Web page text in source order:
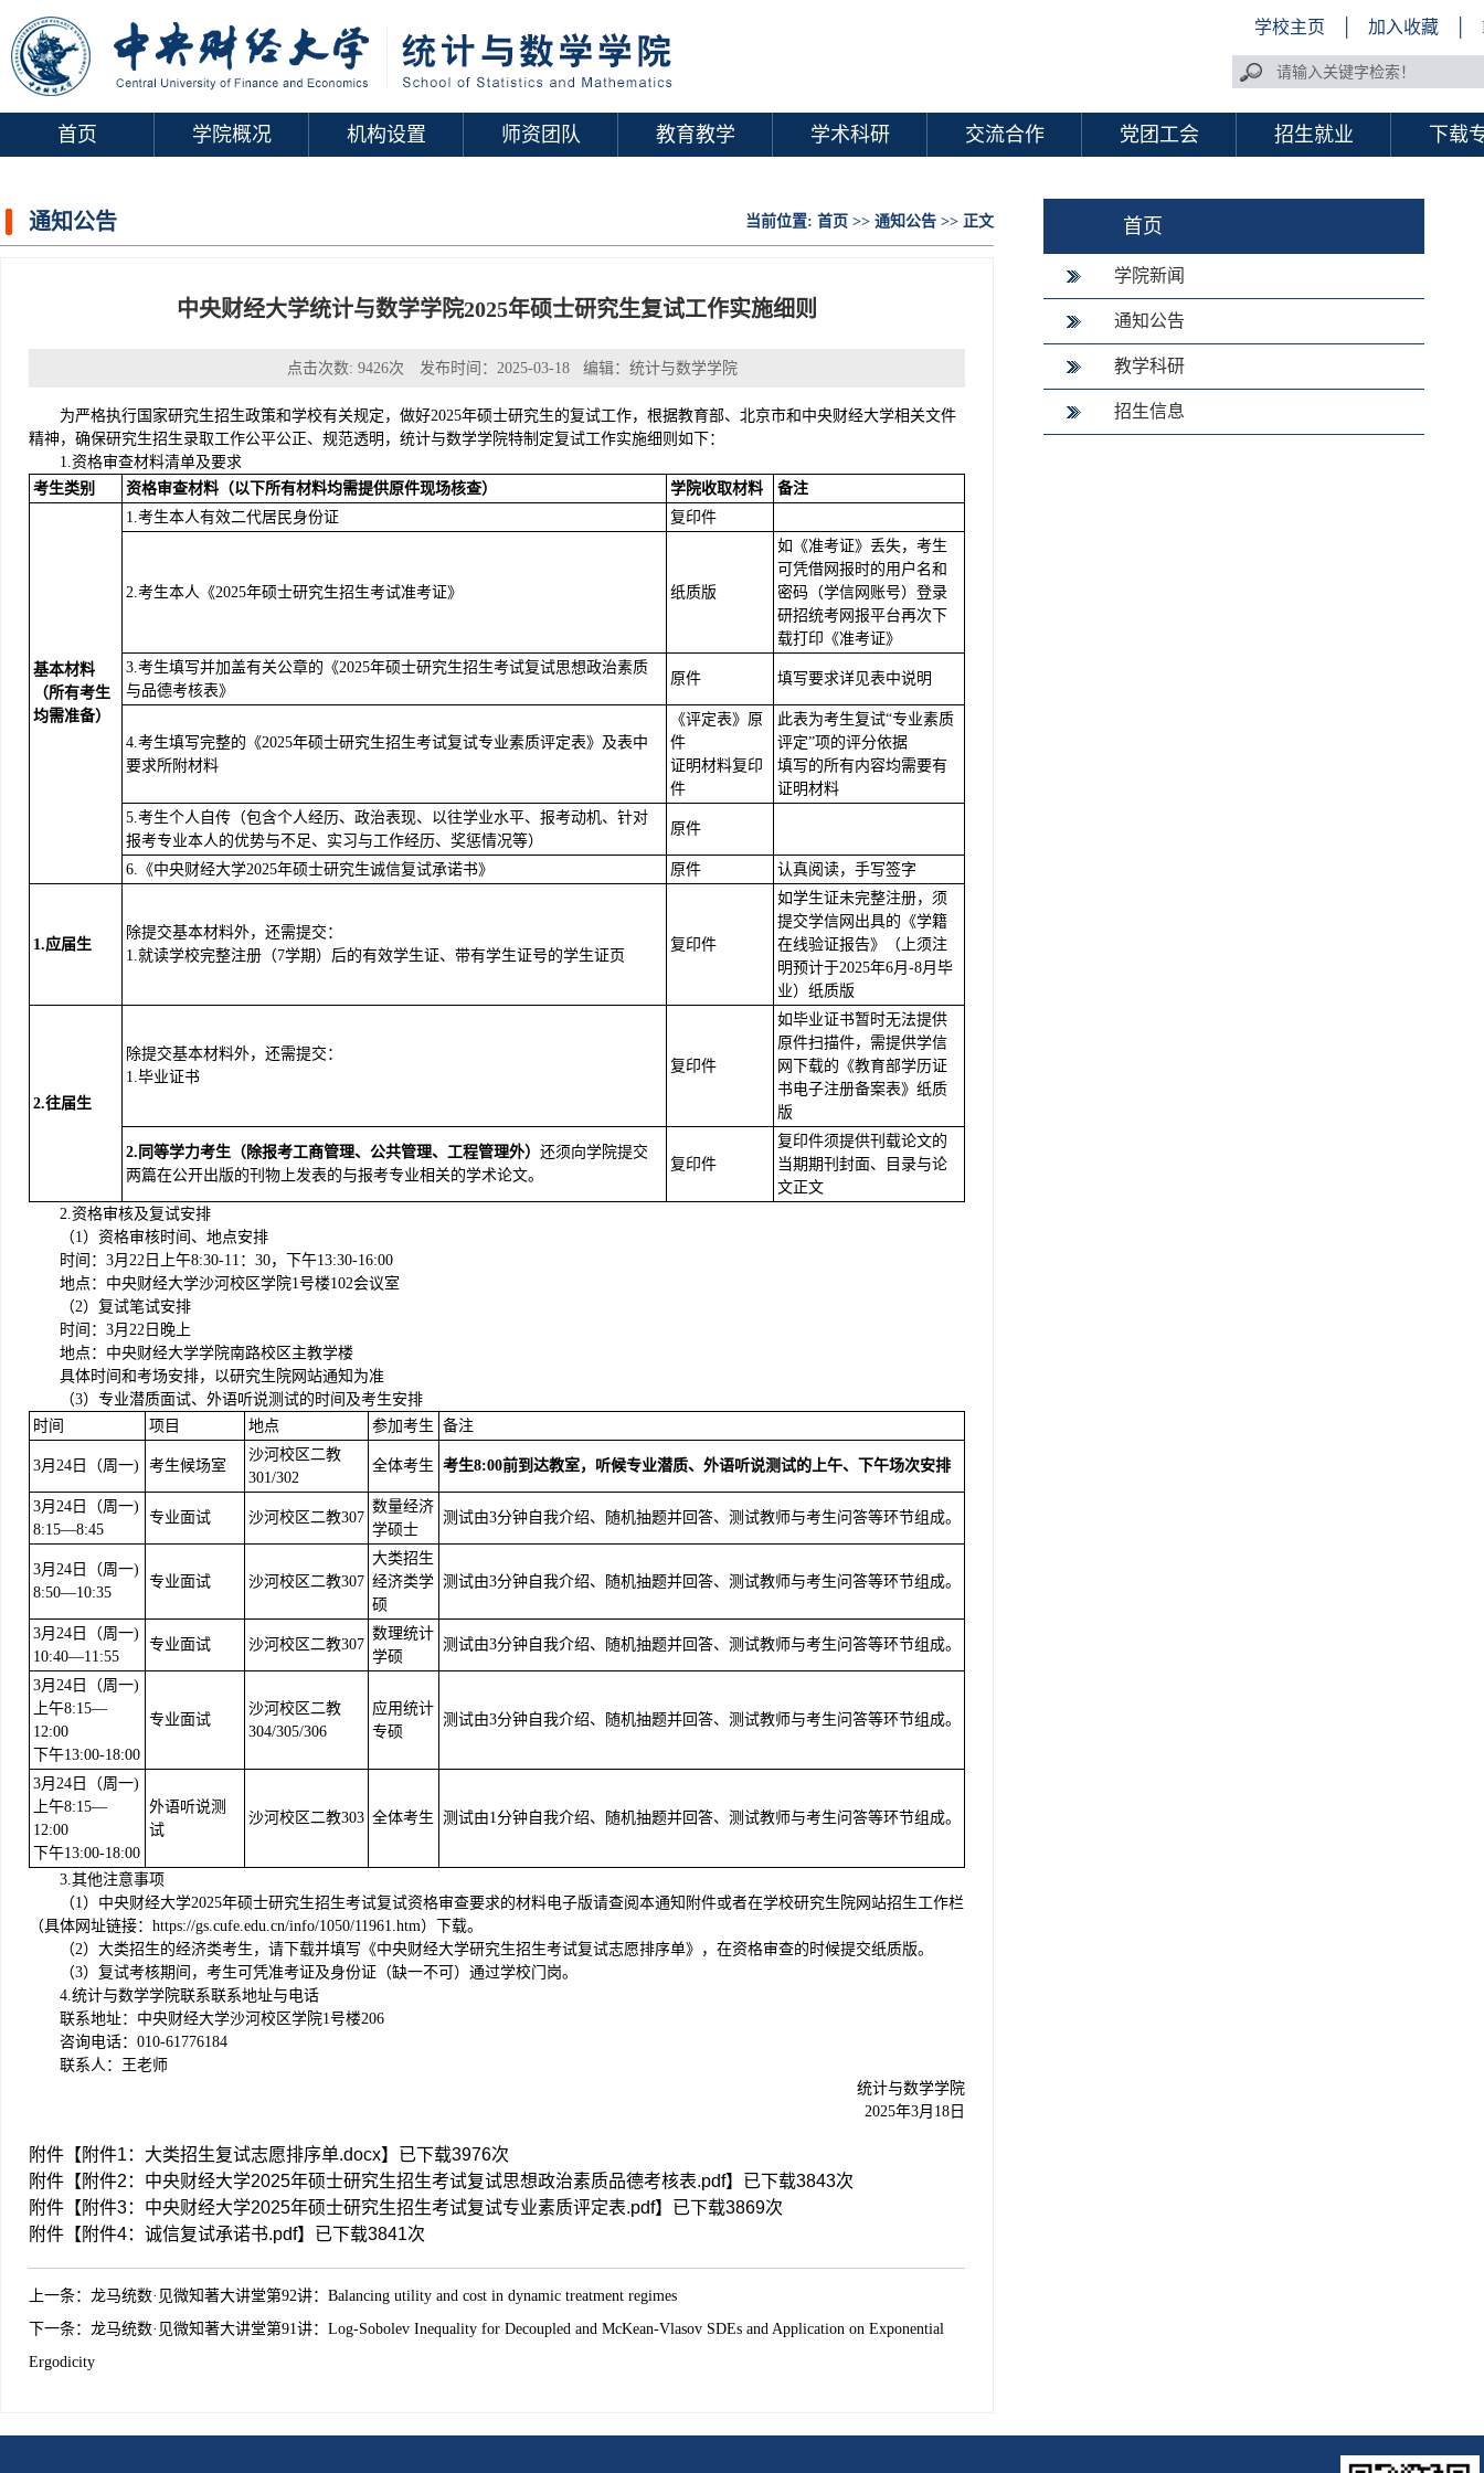
学校主页 加入收藏
首页 学院概况 机构设置 师资团队 教育教学 学术科研 交流合作 党团工会 招生就业 下载
当前位置: 首页 >> 通知公告 >> 正文
通知公告
中央财经大学统计与数学学院2025年硕士研究生复试工作实施细则
点击次数: 9426次 发布时间：2025-03-18 编辑：统计与数学学院
为严格执行国家研究生招生政策和学校有关规定，做好2025年硕士研究生的复试工作，根据教育部、北京市和中央财经大学相关文件
精神，确保研究生招生录取工作公平公正、规范透明，统计与数学学院特制定复试工作实施细则如下：
1.资格审查材料清单及要求
考生类别
资格审查材料（以下所有材料均需提供原件现场核查） 学院收取材料 备注
基本材料
（所有考生
均需准备）
1.考生本人有效二代居民身份证 复印件
2.考生本人《2025年硕士研究生招生考试准考证》 纸质版
如《准考证》丢失，考生
可凭借网报时的用户名和
密码（学信网账号）登录
研招统考网报平台再次下
载打印《准考证》
3.考生填写并加盖有关公章的《2025年硕士研究生招生考试复试思想政治素质
与品德考核表》
原件 填写要求详见表中说明
4.考生填写完整的《2025年硕士研究生招生考试复试专业素质评定表》及表中
要求所附材料
《评定表》原
件
证明材料复印
件
此表为考生复试“专业素质
评定”项的评分依据
填写的所有内容均需要有
证明材料
5.考生个人自传（包含个人经历、政治表现、以往学业水平、报考动机、针对
报考专业本人的优势与不足、实习与工作经历、奖惩情况等）
原件
6.《中央财经大学2025年硕士研究生诚信复试承诺书》 原件 认真阅读，手写签字
1.应届生
除提交基本材料外，还需提交：
1.就读学校完整注册（7学期）后的有效学生证、带有学生证号的学生证页
复印件
如学生证未完整注册，须
提交学信网出具的《学籍
在线验证报告》（上须注
明预计于2025年6月-8月毕
业）纸质版
2.往届生
除提交基本材料外，还需提交：
1.毕业证书
复印件
如毕业证书暂时无法提供
原件扫描件，需提供学信
网下载的《教育部学历证
书电子注册备案表》纸质
版
2. 同等学力考生（除报考工商管理、公共管理、工程管理外） 还须向学院提交
两篇在公开出版的刊物上发表的与报考专业相关的学术论文。
复印件
复印件须提供刊载论文的
当期期刊封面、目录与论
文正文
2.资格审核及复试安排
（1）资格审核时间、地点安排
时间：3月22日上午8:30-11：30，下午13:30-16:00
地点：中央财经大学沙河校区学院1号楼102会议室
（2）复试笔试安排
时间：3月22日晚上
地点：中央财经大学学院南路校区主教学楼
具体时间和考场安排，以研究生院网站通知为准
（3）专业潜质面试、外语听说测试的时间及考生安排
时间
项目 地点 参加考生 备注
3月24日（周一) 考生候场室
沙河校区二教
301/302
全体考生 考生8:00前到达教室，听候专业潜质、外语听说测试的上午、下午场次安排
3月24日（周一)
8:15—8:45
专业面试 沙河校区二教307
数量经济
学硕士
测试由3分钟自我介绍、随机抽题并回答、测试教师与考生问答等环节组成。
3月24日（周一)
8:50—10:35
专业面试 沙河校区二教307
大类招生
经济类学
硕
测试由3分钟自我介绍、随机抽题并回答、测试教师与考生问答等环节组成。
3月24日（周一)
10:40—11:55
专业面试 沙河校区二教307
数理统计
学硕
测试由3分钟自我介绍、随机抽题并回答、测试教师与考生问答等环节组成。
3月24日（周一)
上午8:15—
12:00
下午13:00-18:00
专业面试
沙河校区二教
304/305/306
应用统计
专硕
测试由3分钟自我介绍、随机抽题并回答、测试教师与考生问答等环节组成。
3月24日（周一)
上午8:15—
12:00
下午13:00-18:00
外语听说测
试
沙河校区二教303 全体考生 测试由1分钟自我介绍、随机抽题并回答、测试教师与考生问答等环节组成。
3.其他注意事项
（1）中央财经大学2025年硕士研究生招生考试复试资格审查要求的材料电子版请查阅本通知附件或者在学校研究生院网站招生工作栏
（具体网址链接：https://gs.cufe.edu.cn/info/1050/11961.htm）下载。
（2）大类招生的经济类考生，请下载并填写《中央财经大学研究生招生考试复试志愿排序单》，在资格审查的时候提交纸质版。
（3）复试考核期间，考生可凭准考证及身份证（缺一不可）通过学校门岗。
4.统计与数学学院联系联系地址与电话
联系地址：中央财经大学沙河校区学院1号楼206
咨询电话：010-61776184
联系人：王老师
统计与数学学院
2025年3月18日
附件【 附件1：大类招生复试志愿排序单.docx】已下载3976次
附件【 附件2：中央财经大学2025年硕士研究生招生考试复试思想政治素质品德考核表.pdf】已下载3843次
附件【 附件3：中央财经大学2025年硕士研究生招生考试复试专业素质评定表.pdf】已下载3869次
附件【 附件4：诚信复试承诺书.pdf】已下载3841次
上一条： 龙马统数·见微知著大讲堂第92讲：Balancing utility and cost in dynamic treatment regimes
下一条： 龙马统数·见微知著大讲堂第91讲：Log-Sobolev Inequality for Decoupled and McKean-Vlasov SDEs and Application on Exponential
Ergodicity
首页
学院新闻
通知公告
教学科研
招生信息